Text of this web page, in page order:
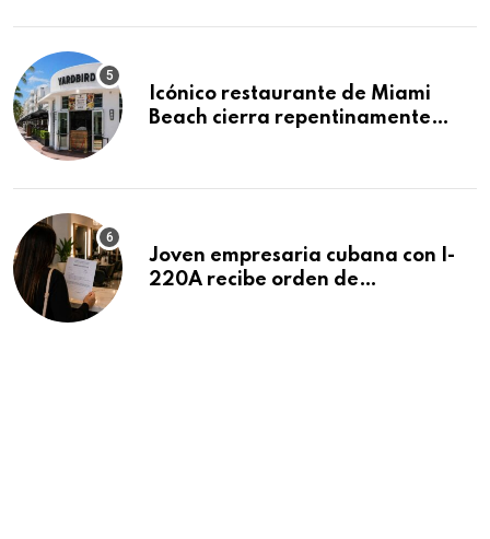
Icónico restaurante de Miami
Beach cierra repentinamente
Joven empresaria cubana con I-
220A recibe orden de